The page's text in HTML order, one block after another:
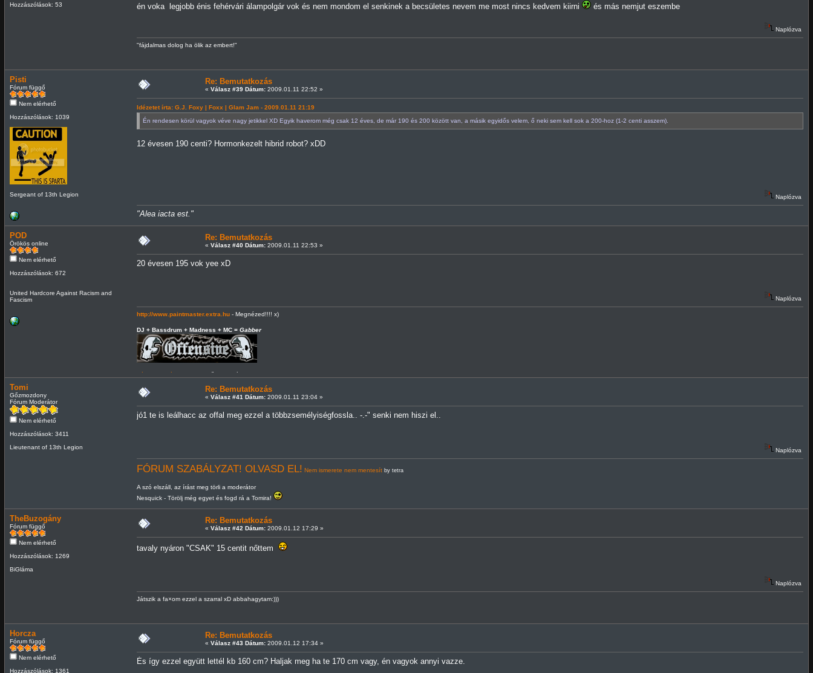
Hozzászólások: 53
én voka legjobb énis fehérvári álampolgár vok és nem mondom el senkinek a becsületes nevem me most nincs kedvem kiirni
és más nemjut eszembe
Naplózva
"fájdalmas dolog ha ölik az embert!"
Pisti
Fórum függő
Nem elérhető
Hozzászólások: 1039
Sergeant of 13th Legion
Re: Bemutatkozás
« Válasz #39 Dátum:2009.01.11 22:52 »
Idézetet írta: G.J. Foxy | Foxx | Glam Jam - 2009.01.11 21:19
Én rendesen körül vagyok véve nagy jetikkel XD Egyik haverom még csak 12 éves, de már 190 és 200 között van, a másik egyidős velem, ő neki sem kell sok a 200-hoz (1-2 centi asszem).
12 évesen 190 centi? Hormonkezelt hibrid robot? xDD
Naplózva
"Alea iacta est."
POD
Örökös online
Nem elérhető
Hozzászólások: 672
United Hardcore Against Racism and
Fascism
Re: Bemutatkozás
« Válasz #40 Dátum:2009.01.11 22:53 »
20 évesen 195 vok yee xD
Naplózva
http://www.paintmaster.extra.hu- Megnézed!!!! x)
DJ + Bassdrum + Madness + MC = Gabber
Fórum szabályzat:
Kötelező olvasmány gyerekeknek.
Tomi
Gőzmozdony
Fórum Moderátor
Nem elérhető
Hozzászólások: 3411
Lieutenant of 13th Legion
Re: Bemutatkozás
« Válasz #41 Dátum:2009.01.11 23:04 »
jó1 te is leálhacc az offal meg ezzel a többzsemélyiségfossla.. -.-" senki nem hiszi el..
Naplózva
FÓRUM SZABÁLYZAT! OLVASD EL! Nem ismerete nem mentesít by tetra
A szó elszáll, az írást meg törli a moderátor
Nesquick - Törölj még egyet és fogd rá a Tomira!
TheBuzogány
Fórum függő
Nem elérhető
Hozzászólások: 1269
BiGláma
Re: Bemutatkozás
« Válasz #42 Dátum:2009.01.12 17:29 »
tavaly nyáron "CSAK" 15 centit nőttem
Naplózva
Játszik a fa×om ezzel a szarral xD abbahagytam:)))
Horcza
Fórum függő
Nem elérhető
Hozzászólások: 1361
Re: Bemutatkozás
« Válasz #43 Dátum:2009.01.12 17:34 »
És így ezzel együtt lettél kb 160 cm? Haljak meg ha te 170 cm vagy, én vagyok annyi vazze.